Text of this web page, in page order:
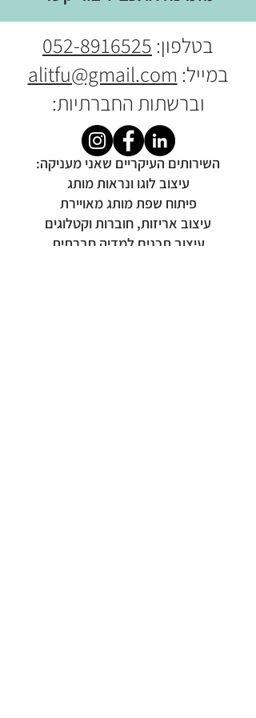
בטלפון: 052-8916525
במייל: alitfu@gmail.com
וברשתות החברתיות:
​​השירותים העיקריים שאני מעניקה:
עיצוב לוגו ונראות מותג
פיתוח שפת מותג מאויירת
עיצוב אריזות, חוברות וקטלוגים
עיצוב תכנים למדיה חברתית